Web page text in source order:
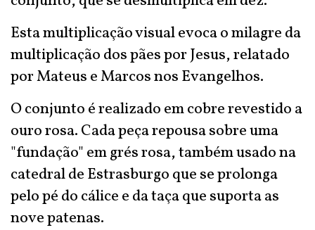
Esta multiplicação visual evoca o milagre da
multiplicação dos pães por Jesus, relatado
por Mateus e Marcos nos Evangelhos.
O conjunto é realizado em cobre revestido a
ouro rosa. Cada peça repousa sobre uma
"fundação" em grés rosa, também usado na
catedral de Estrasburgo que se prolonga
pelo pé do cálice e da taça que suporta as
nove patenas.